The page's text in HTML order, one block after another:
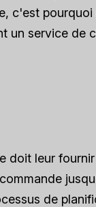
c'est
un service de
doit leur
de